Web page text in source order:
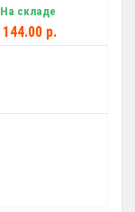
На складе
144.00 р.